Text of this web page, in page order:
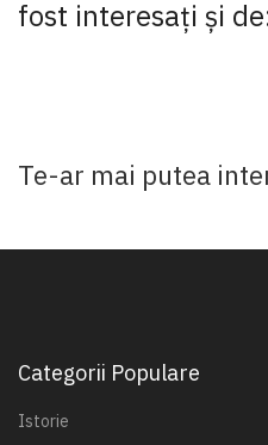
fost interesaţi şi
Te-ar mai putea
Categorii Populare
Istorie